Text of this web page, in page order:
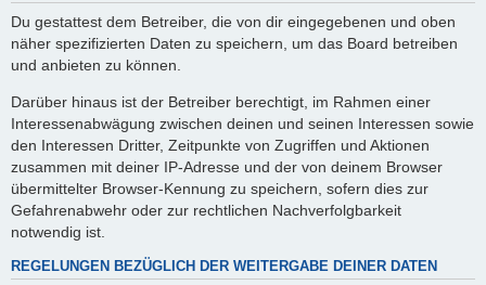
Du gestattest dem Betreiber, die von dir eingegebenen und oben
näher spezifizierten Daten zu speichern, um das Board betreiben
und anbieten zu können.
Darüber hinaus ist der Betreiber berechtigt, im Rahmen einer
Interessenabwägung zwischen deinen und seinen Interessen sowie
den Interessen Dritter, Zeitpunkte von Zugriffen und Aktionen
zusammen mit deiner IP-Adresse und der von deinem Browser
übermittelter Browser-Kennung zu speichern, sofern dies zur
Gefahrenabwehr oder zur rechtlichen Nachverfolgbarkeit
notwendig ist.
REGELUNGEN BEZÜGLICH DER WEITERGABE DEINER DATEN